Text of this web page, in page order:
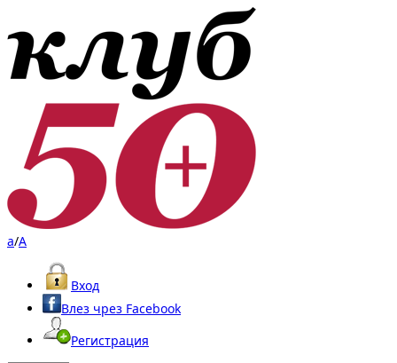
a/A
Вход
Влез чрез Facebook
Регистрация